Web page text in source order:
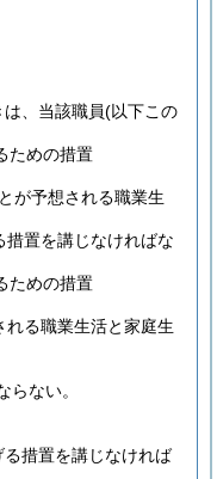
、当該職員(以下この
ための措置
が予想される職業生
置を講じなければな
ための措置
る職業生活と家庭生
ない。
措置を講じなければ